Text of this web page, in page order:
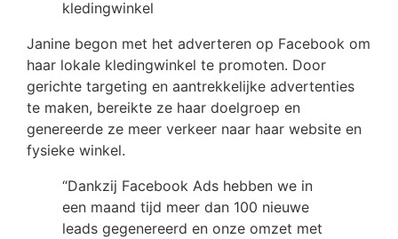
kledingwinkel
Janine begon met het adverteren op Facebook om
haar lokale kledingwinkel te promoten. Door
gerichte targeting en aantrekkelijke advertenties
te maken, bereikte ze haar doelgroep en
genereerde ze meer verkeer naar haar website en
fysieke winkel.
“Dankzij Facebook Ads hebben we in
een maand tijd meer dan 100 nieuwe
leads gegenereerd en onze omzet met